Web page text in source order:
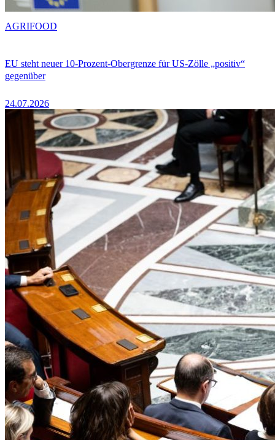
EU steht neuer 10-Prozent-Obergrenze für US-Zölle „positiv“
gegenüber
24.07.2026
AGRIFOOD